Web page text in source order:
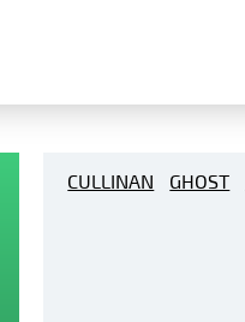
CULLINAN GHOST